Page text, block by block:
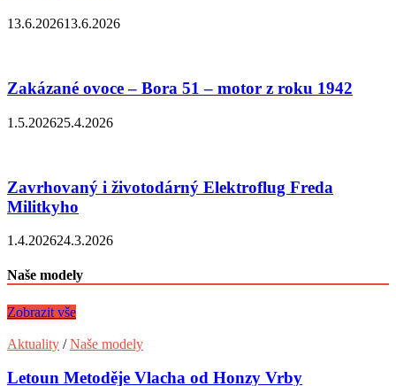
13.6.202613.6.2026
Zakázané ovoce – Bora 51 – motor z roku 1942
1.5.202625.4.2026
Zavrhovaný i životodárný Elektroflug Freda
Militkyho
1.4.202624.3.2026
Naše modely
Zobrazit vše
Aktuality /Naše modely
Letoun Metoděje Vlacha od Honzy Vrby